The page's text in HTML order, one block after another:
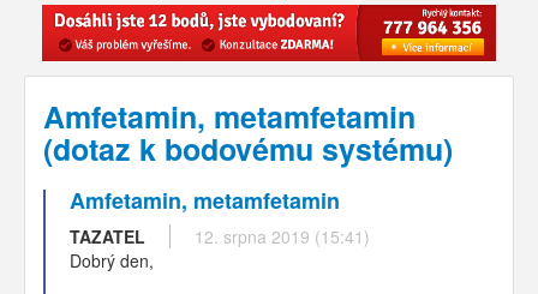
Amfetamin, metamfetamin
(dotaz k bodovému systému)
Amfetamin, metamfetamin
TAZATEL
12. srpna 2019 (15:41)
Dobrý den,